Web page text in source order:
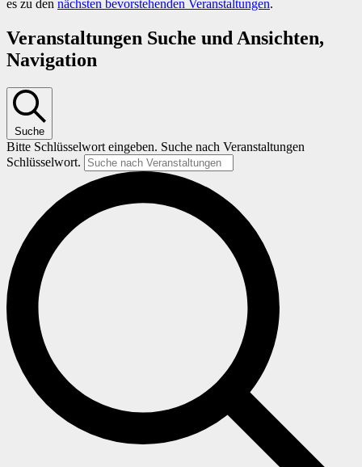
es zu den nächsten bevorstehenden Veranstaltungen.
Veranstaltungen Suche und Ansichten,
Navigation
Suche
Bitte Schlüsselwort eingeben. Suche nach Veranstaltungen
Schlüsselwort.